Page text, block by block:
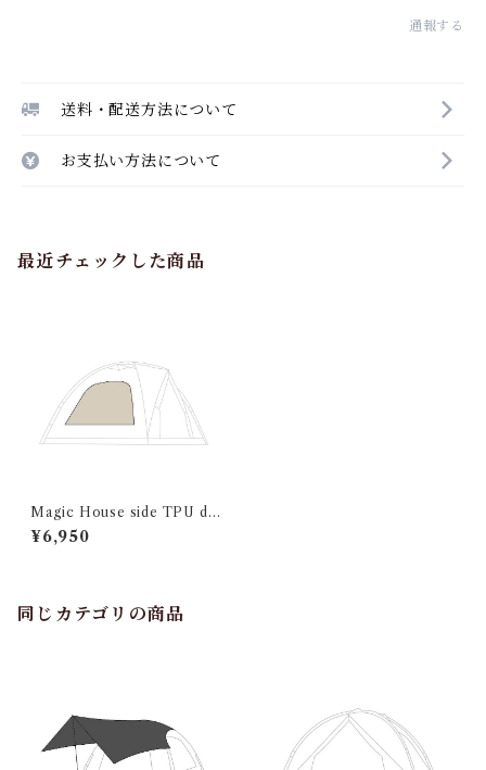
通報する
送料・配送方法について
お支払い方法について
最近チェックした商品
Magic House side TPU do
or
¥6,950
同じカテゴリの商品